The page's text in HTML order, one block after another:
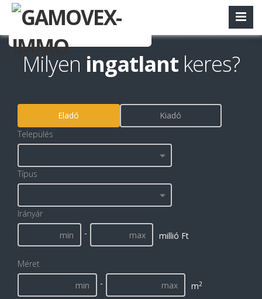
Milyen ingatlant keres?
Eladó
Kiadó
Település
Típus
Irányár
-
millió Ft
Méret
-
m2